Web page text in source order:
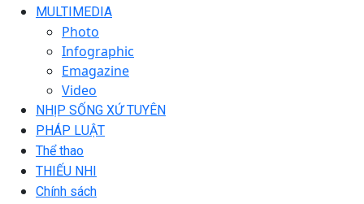
MULTIMEDIA
Photo
Infographic
Emagazine
Video
NHỊP SỐNG XỨ TUYÊN
PHÁP LUẬT
Thể thao
THIẾU NHI
Chính sách